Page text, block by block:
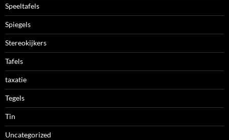
Speeltafels
Spiegels
Stereokijkers
Tafels
taxatie
Tegels
Tin
Uncategorized